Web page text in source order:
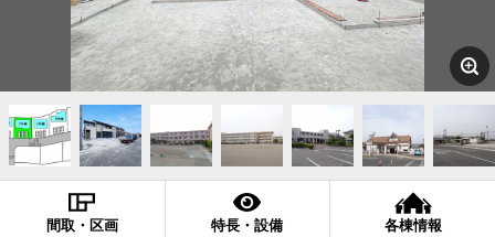
間取・区画 特長・設備 各棟情報